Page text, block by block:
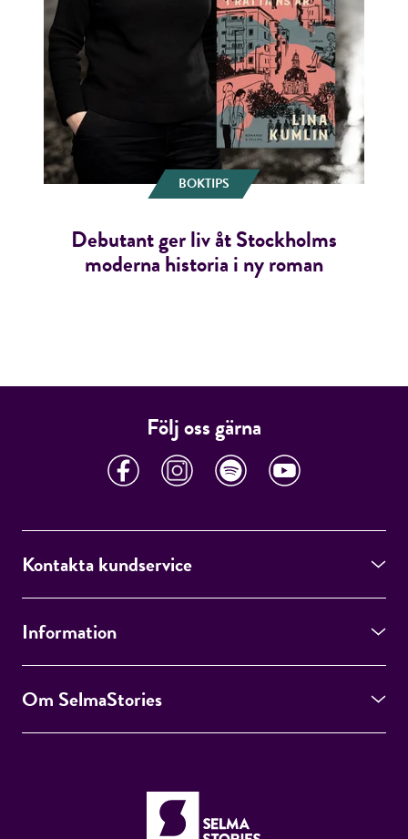
BOKTIPS
Debutant ger liv åt Stockholms
moderna historia i ny roman
Följ oss gärna
Kontakta kundservice
Information
Om SelmaStories